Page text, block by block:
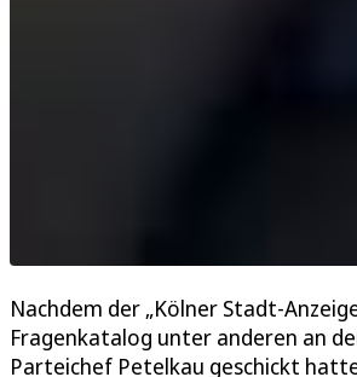
Nachdem der „Kölner Stadt-
Fragenkatalog unter anderen an
Parteichef Petelkau geschickt